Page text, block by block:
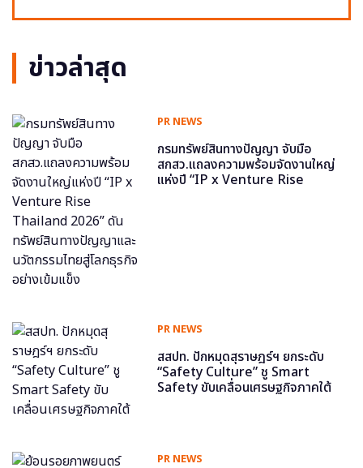
ข่าวล่าสุด
PR NEWS
กรมทรัพย์สินทางปัญญา จับมือ
สกสว.แถลงความพร้อมจัดงานใหญ่
แห่งปี “IP x Venture Rise
PR NEWS
สสปท. ปักหมุดสุราษฎร์ฯ ยกระดับ
“Safety Culture” ชู Smart
Safety ขับเคลื่อนเศรษฐกิจภาคใต้
PR NEWS